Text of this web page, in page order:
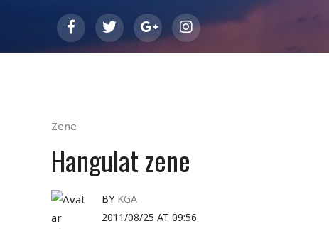
Zene
Hangulat zene
BY KGA
2011/08/25 AT 09:56